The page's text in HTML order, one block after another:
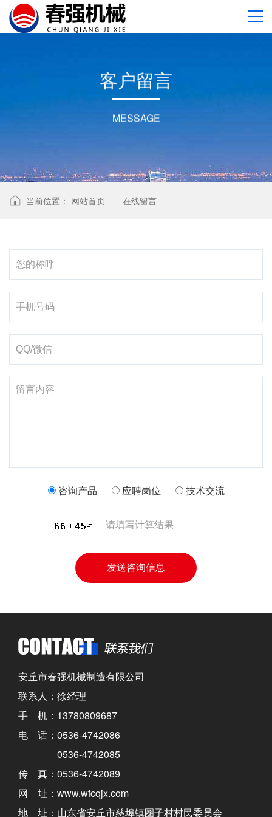
客户留言
MESSAGE
当前位置： 网站首页 - 在线留言
咨询产品 应聘岗位 技术交流
安丘市春强机械制造有限公司
联系人：徐经理
手 机：13780809687
电 话：0536-4742086
0536-4742085
传 真：0536-4742089
网 址：www.wfcqjx.com
地 址：山东省安丘市慈埠镇圈子村村民委员会